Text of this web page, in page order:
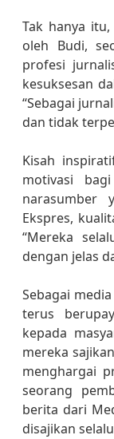
Tak hanya
oleh Budi,
profesi
kesuksesan
“Sebagai
dan tidak
Kisah
motivasi
narasumber
Ekspres,
“Mereka
dengan jelas
Sebagai
terus
kepada
mereka
menghargai
seorang
berita dari
disajikan